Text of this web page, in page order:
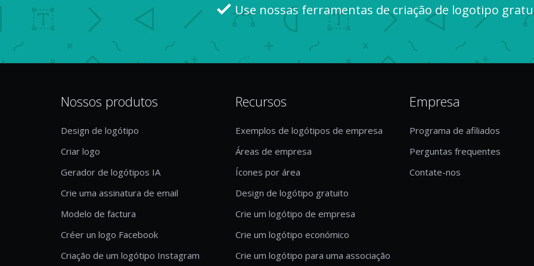
Use nossas ferramentas de criação de logotipo
Nossos produtos
Design de logótipo
Criar logo
Gerador de logótipos IA
Crie uma assinatura de email
Modelo de factura
Créer un logo Facebook
Criação de um logótipo Instagram
Recursos
Exemplos de logótipos de empresa
Áreas de empresa
Ícones por área
Design de logótipo gratuito
Crie um logótipo de empresa
Crie um logótipo económico
Crie um logótipo para uma associação
Empresa
Programa de afiliados
Perguntas frequentes
Contate-nos